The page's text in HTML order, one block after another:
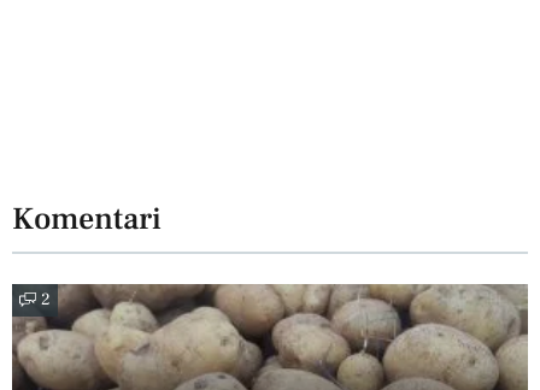
Komentari
2